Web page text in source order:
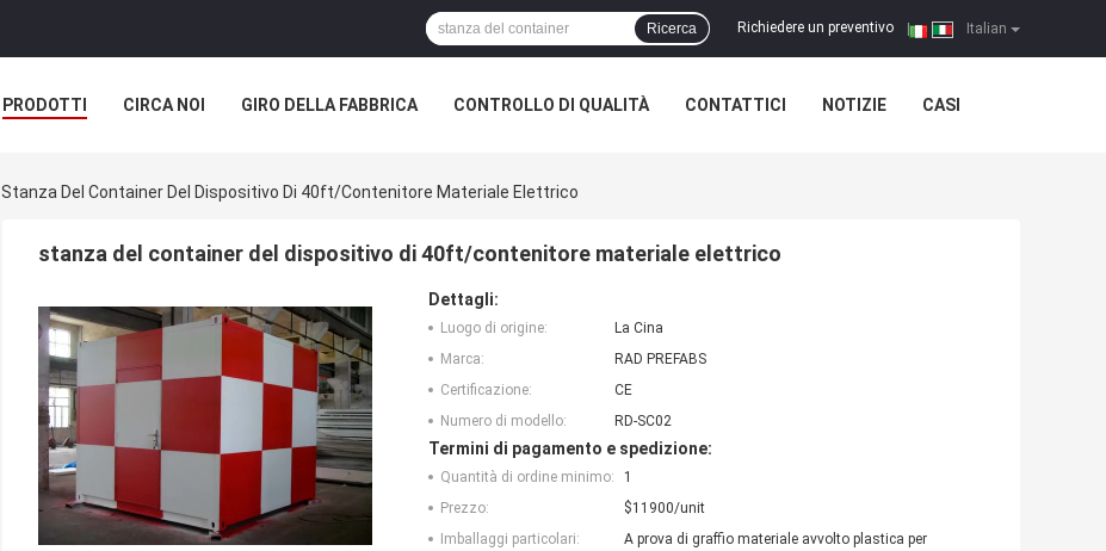
Italian
Richiedere un preventivo |
Ricerca
PRODOTTI CIRCA NOI GIRO DELLA FABBRICA CONTROLLO DI QUALITÀ CONTATTICI NOTIZIE CASI
Stanza Del Container Del Dispositivo Di 40ft/contenitore Materiale Elettrico
stanza del container del dispositivo di 40ft/contenitore materiale elettrico
Dettagli:
Luogo di origine:
La Cina
Marca:
RAD PREFABS
Certificazione:
CE
Numero di modello:
RD-SC02
Termini di pagamento e spedizione:
Quantità di ordine minimo:
1
Prezzo:
$11900/unit
Imballaggi particolari:
A prova di graffio materiale avvolto plastica per